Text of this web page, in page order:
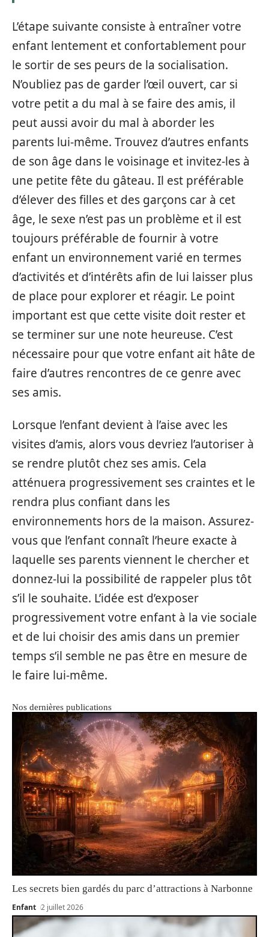
L’étape suivante consiste à entraîner votre
enfant lentement et confortablement pour
le sortir de ses peurs de la socialisation.
N’oubliez pas de garder l’œil ouvert, car si
votre petit a du mal à se faire des amis, il
peut aussi avoir du mal à aborder les
parents lui-même. Trouvez d’autres enfants
de son âge dans le voisinage et invitez-les à
une petite fête du gâteau. Il est préférable
d’élever des filles et des garçons car à cet
âge, le sexe n’est pas un problème et il est
toujours préférable de fournir à votre
enfant un environnement varié en termes
d’activités et d’intérêts afin de lui laisser plus
de place pour explorer et réagir. Le point
important est que cette visite doit rester et
se terminer sur une note heureuse. C’est
nécessaire pour que votre enfant ait hâte de
faire d’autres rencontres de ce genre avec
ses amis.
Lorsque l’enfant devient à l’aise avec les
visites d’amis, alors vous devriez l’autoriser à
se rendre plutôt chez ses amis. Cela
atténuera progressivement ses craintes et le
rendra plus confiant dans les
environnements hors de la maison. Assurez-
vous que l’enfant connaît l’heure exacte à
laquelle ses parents viennent le chercher et
donnez-lui la possibilité de rappeler plus tôt
s’il le souhaite. L’idée est d’exposer
progressivement votre enfant à la vie sociale
et de lui choisir des amis dans un premier
temps s’il semble ne pas être en mesure de
le faire lui-même.
Nos dernières publications
Les secrets bien gardés du parc d’attractions à Narbonne
Enfant 2 juillet 2026